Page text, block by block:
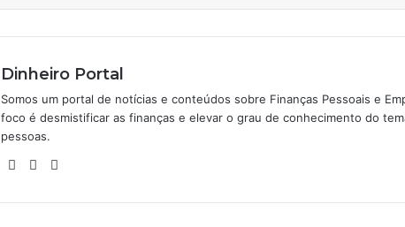
Dinheiro Portal
Somos um portal de notícias e conteúdos sobre Finanças Pessoais e
foco é desmistificar as finanças e elevar o grau de conhecimento do
pessoas.
WebsiteLinkedin